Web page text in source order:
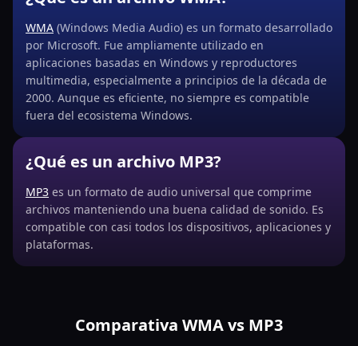
WMA (Windows Media Audio) es un formato desarrollado
por Microsoft. Fue ampliamente utilizado en
aplicaciones basadas en Windows y reproductores
multimedia, especialmente a principios de la década de
2000. Aunque es eficiente, no siempre es compatible
fuera del ecosistema Windows.
¿Qué es un archivo MP3?
MP3 es un formato de audio universal que comprime
archivos manteniendo una buena calidad de sonido. Es
compatible con casi todos los dispositivos, aplicaciones y
plataformas.
Comparativa WMA vs MP3